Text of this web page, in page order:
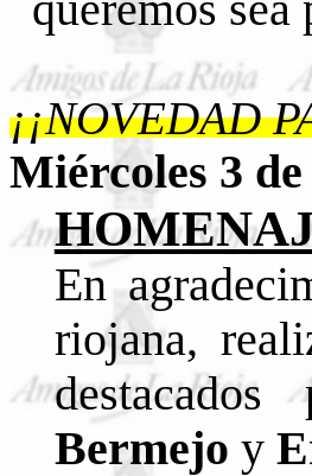
¡¡NOVEDAD
Miércoles 3
En
riojana,
Bermejo y